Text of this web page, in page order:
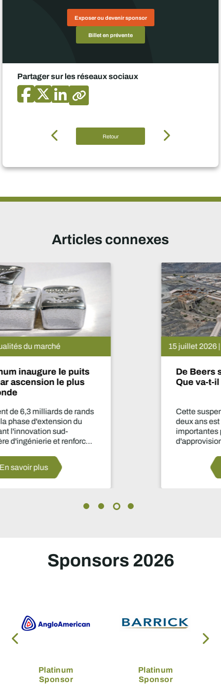
Exposer ou devenir sponsor
Billet en prévente
Partager sur les réseaux sociaux
Retour
Articles connexes
15 juillet 2026 | Actualités du marché
De Beers suspend le projet Venetia.
Que va-t-il se passer maintenant ?
Cette suspension de la production pendant
deux ans est l'une des décisions les plus
importantes prises par le secteur en matière
d'approvisionnement depuis des années.
Sponsors 2026
Platinum
Sponsor
Platinum
Sponsor